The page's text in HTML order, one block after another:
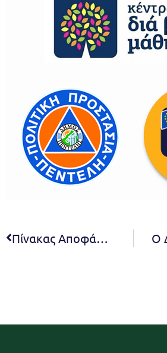
Πίνακας Αποφάσεων Σ.Ε. β΄ βάθμιας εκπαίδευσης 04/2020